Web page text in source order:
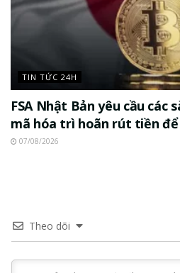
TIN TỨC 24H
FSA Nhật Bản yêu cầu các
mã hóa trì hoãn rút tiền
07/08/2026
Theo dõi